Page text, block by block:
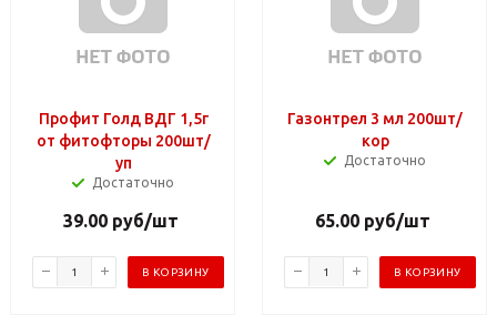
Профит Голд ВДГ 1,5г
от фитофторы 200шт/
уп
Достаточно
39.00 руб/шт
В КОРЗИНУ
Газонтрел 3 мл 200шт/
кор
Достаточно
65.00 руб/шт
В КОРЗИНУ